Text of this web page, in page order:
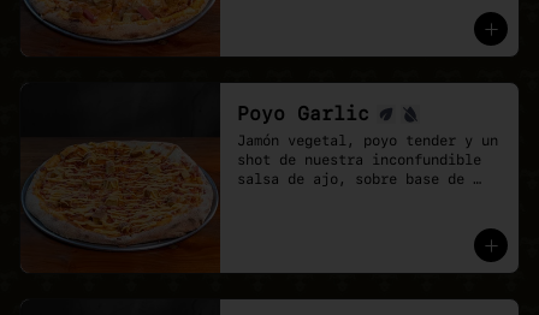
Poyo Garlic
Jamón vegetal, poyo tender y un
shot de nuestra inconfundible
salsa de ajo, sobre base de